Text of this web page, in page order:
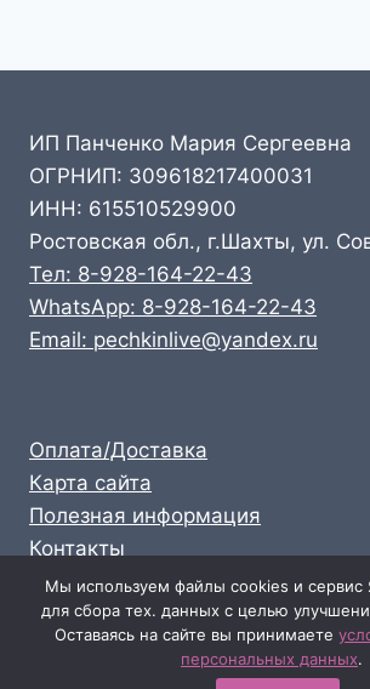
ИП Панченко Мария Сергеевна
ОГРНИП: 309618217400031
ИНН: 615510529900
Ростовская обл., г.Шахты, ул.
Тел: 8-928-164-22-43
WhatsApp: 8-928-164-22-43
Email: pechkinlive@yandex.ru
Оплата/Доставка
Карта сайта
Полезная информация
Контакты
Личный кабинет
Опт: 8-928-164-22-43
Розница: 8-989-711-58-47
Мы используем файлы cookies и сервис
для сбора тех. данных с целью
Оставаясь на сайте вы принимаете
персональных данных.